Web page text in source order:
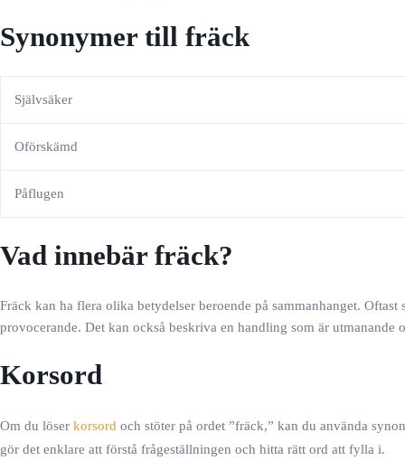
Synonymer till fräck
Självsäker
Oförskämd
Påflugen
Vad innebär fräck?
Fräck kan ha flera olika betydelser beroende på sammanhanget.
provocerande. Det kan också beskriva en handling som är
Korsord
Om du löser korsord och stöter på ordet ”fräck,” kan du använda
gör det enklare att förstå frågeställningen och hitta rätt ord att fylla i.